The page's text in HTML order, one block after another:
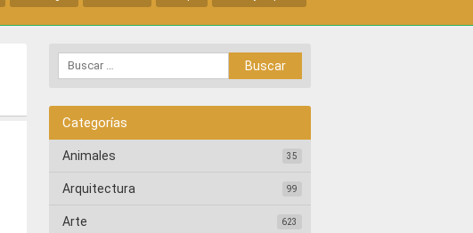
Categorías
Animales 35
Arquitectura 99
Arte 623